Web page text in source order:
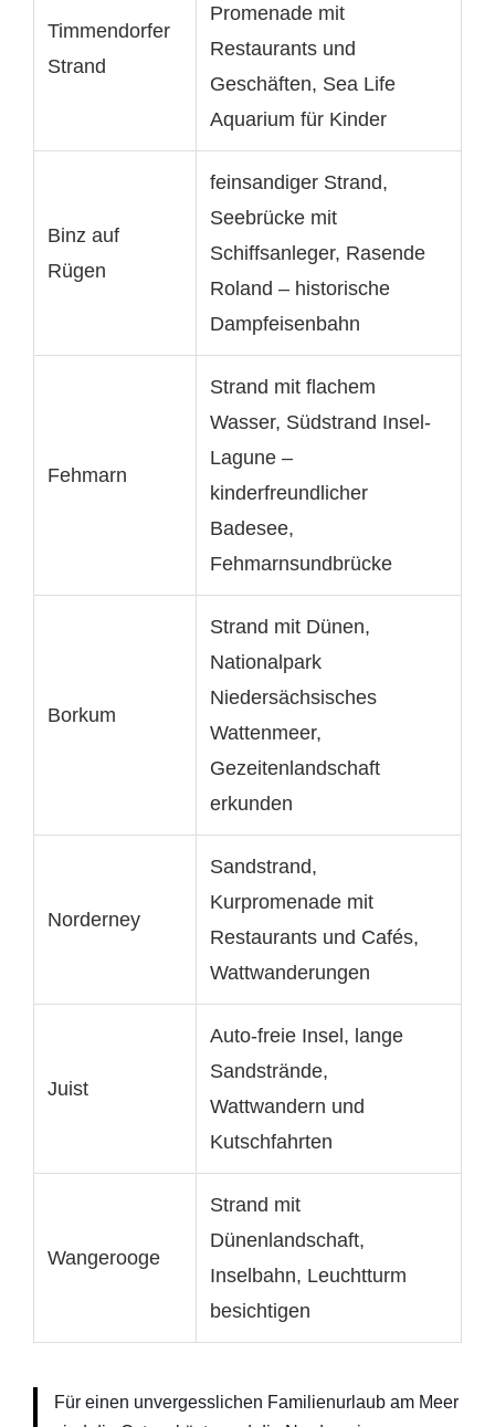
Timmendorfer
Strand
Promenade mit
Restaurants und
Geschäften, Sea Life
Aquarium für Kinder
Binz auf
Rügen
feinsandiger Strand,
Seebrücke mit
Schiffsanleger, Rasende
Roland – historische
Dampfeisenbahn
Fehmarn
Strand mit flachem
Wasser, Südstrand Insel-
Lagune –
kinderfreundlicher
Badesee,
Fehmarnsundbrücke
Borkum
Strand mit Dünen,
Nationalpark
Niedersächsisches
Wattenmeer,
Gezeitenlandschaft
erkunden
Norderney
Sandstrand,
Kurpromenade mit
Restaurants und Cafés,
Wattwanderungen
Juist
Auto-freie Insel, lange
Sandstrände,
Wattwandern und
Kutschfahrten
Wangerooge
Strand mit
Dünenlandschaft,
Inselbahn, Leuchtturm
besichtigen
Für einen unvergesslichen Familienurlaub am Meer